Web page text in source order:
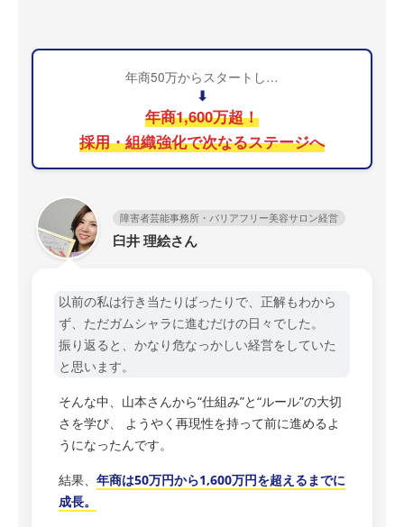
年商50万からスタートし…
⬇
年商1,600万超！
採用・組織強化で次なるステージへ
障害者芸能事務所・バリアフリー美容サロン経営
臼井 理絵さん
以前の私は行き当たりばったりで、正解もわから
ず、ただガムシャラに進むだけの日々でした。
振り返ると、かなり危なっかしい経営をしていた
と思います。
そんな中、山本さんから“仕組み”と“ルール”の大切
さを学び、 ようやく再現性を持って前に進めるよ
うになったんです。
結果、 年商は50万円から1,600万円を超えるまでに
成長。